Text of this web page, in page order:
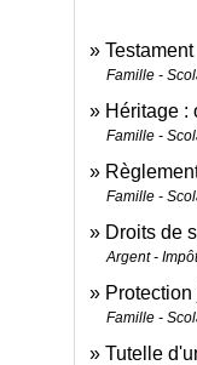
Testament
Famille -
Héritage :
Famille -
Famille -
Droits de
Argent -
Famille -
Tutelle